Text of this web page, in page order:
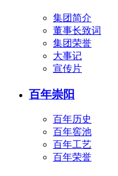
集团简介
董事长致词
集团荣誉
大事记
宣传片
百年崇阳
百年历史
百年窖池
百年工艺
百年荣誉